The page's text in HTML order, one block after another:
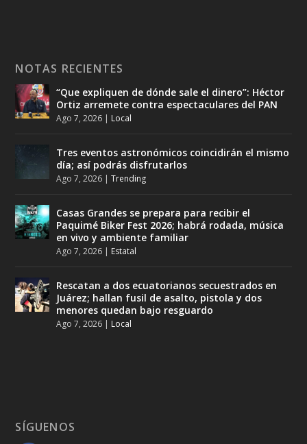
NOTAS RECIENTES
“Que expliquen de dónde sale el dinero”: Héctor
Ortiz arremete contra espectaculares del PAN
Ago 7, 2026 | Local
Tres eventos astronómicos coincidirán el mismo
día; así podrás disfrutarlos
Ago 7, 2026 |Trending
Casas Grandes se prepara para recibir el
Paquimé Biker Fest 2026; habrá rodada, música
en vivo y ambiente familiar
Ago 7, 2026 | Estatal
Rescatan a dos ecuatorianos secuestrados en
Juárez; hallan fusil de asalto, pistola y dos
menores quedan bajo resguardo
Ago 7, 2026 | Local
SÍGUENOS